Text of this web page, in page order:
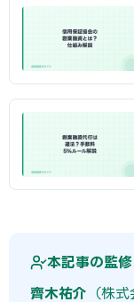
本記事の監修
齊木祐介 （株